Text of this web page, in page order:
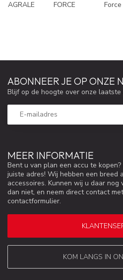
AGRALE
FORCE
MEER INFORMATIE
Bent u van plan een accu te
juiste adres! Wij hebben een breed
accessoires. Kunnen wij u daar nog
dan niet, en neem direct contact
contactformulier.
KOM LANGS IN
ABONNEER JE OP ONZE
Blijf op de hoogte over onze laatste